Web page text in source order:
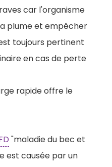
car l'organisme
plume et empêcher
toujours pertinent
en cas de perte
rapide offre le
"maladie du bec et
est causée par un